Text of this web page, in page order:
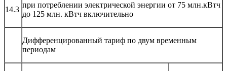
14.3
при потреблении электрической энергии от 75 млн.кВтч
до 125 млн. кВтч включительно
Дифференцированный тариф по двум временным
периодам